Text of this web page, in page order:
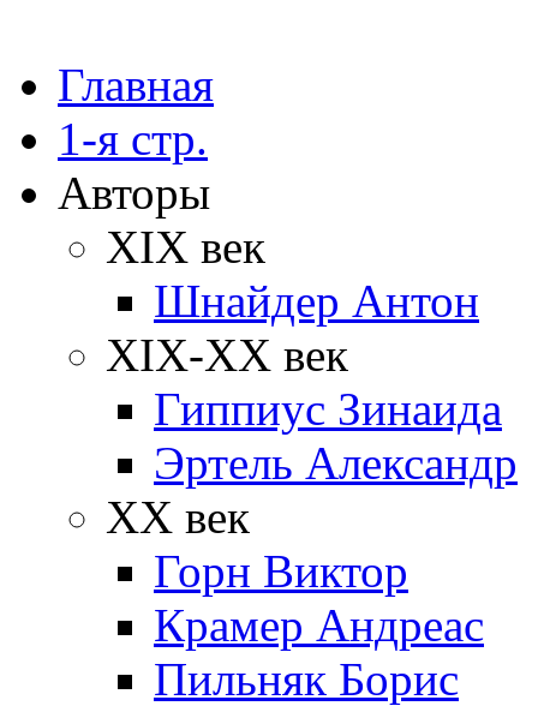
Главная
1-я стр.
Авторы
XIX век
Шнайдер Антон
XIX-XX век
Гиппиус Зинаида
Эртель Александр
XX век
Горн Виктор
Крамер Андреас
Пильняк Борис